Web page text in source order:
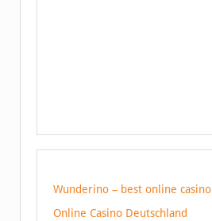
Wunderino – best online casino
Online Casino Deutschland